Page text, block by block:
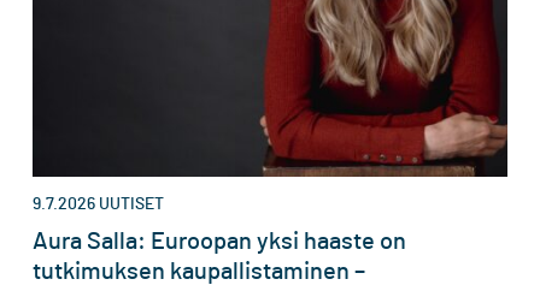
9.7.2026 UUTISET
Aura Salla: Euroopan yksi haaste on
tutkimuksen kaupallistaminen –